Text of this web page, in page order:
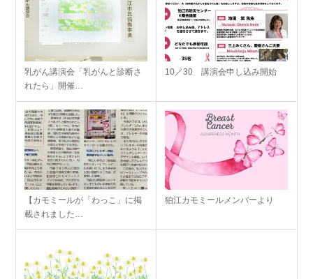
乳がん講演会「乳がんと診断さ
れたら」開催…
10／30 講演会申し込み開始
【カモミールが「わっこ」に掲
載されました…
狛江カモミールメンバーより